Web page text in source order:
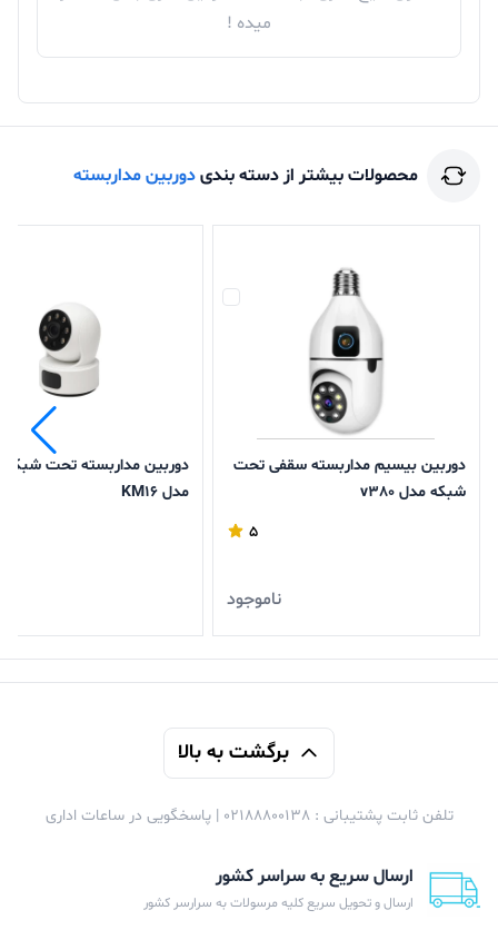
میده !
محصولات بیشتر از دسته بندیدوربین مداربسته
دوربین بیسیم مداربسته سقفی تحت
شبکه مدل v380
5
ناموجود
دوربین مداربسته تحت شبکه
مدل KM16
برگشت به بالا
تلفن ثابت پشتیبانی : 02188800138 | پاسخگویی در ساعات اداری
ارسال سریع به سراسر کشور
ارسال و تحویل سریع کلیه مرسولات به سرارسر کشور